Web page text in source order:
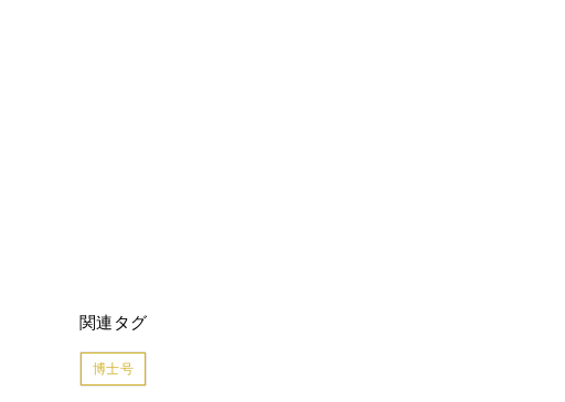
関連タグ
博士号